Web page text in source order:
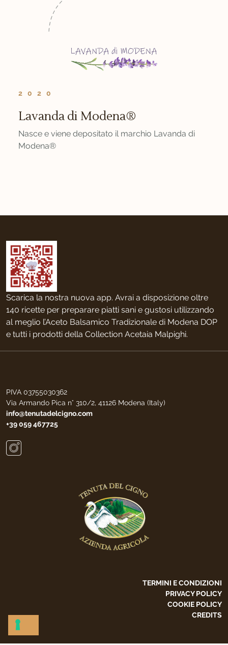
2020
Lavanda di Modena®
Nasce e viene depositato il marchio Lavanda di
Modena®
Scarica la nostra nuova app. Avrai a disposizione oltre
140 ricette per preparare piatti sani e gustosi utilizzando
al meglio l’Aceto Balsamico Tradizionale di Modena DOP
e tutti i prodotti della Collection Acetaia Malpighi.
PIVA 03755030362
Via Armando Pica n° 310/2, 41126 Modena (Italy)
info@tenutadelcigno.com
+39 059 467725
TERMINI E CONDIZIONI
PRIVACY POLICY
COOKIE POLICY
CREDITS